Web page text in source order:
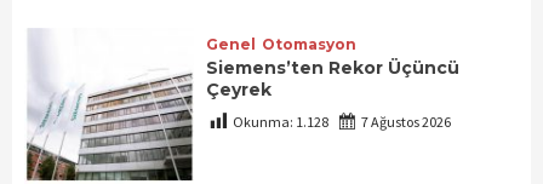
Genel Otomasyon
Siemens’ten Rekor Üçüncü
Çeyrek
Okunma: 1.128 7 Ağustos 2026